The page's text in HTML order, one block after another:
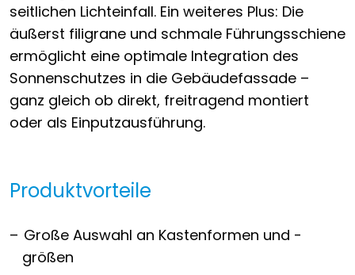
seitlichen Lichteinfall. Ein weiteres Plus: Die
äußerst filigrane und schmale Führungsschiene
ermöglicht eine optimale Integration des
Sonnenschutzes in die Gebäudefassade –
ganz gleich ob direkt, freitragend montiert
oder als Einputzausführung.
Produktvorteile
Große Auswahl an Kastenformen und -
größen